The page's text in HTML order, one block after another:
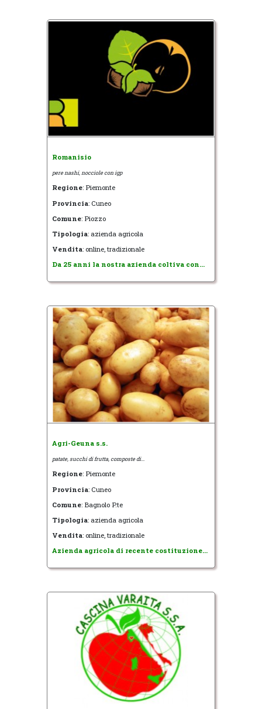
Romanisio
pere nashi, nocciole con igp
Regione: Piemonte
Provincia: Cuneo
Comune: Piozzo
Tipologia: azienda agricola
Vendita: online, tradizionale
Da 25 anni la nostra azienda coltiva con...
Agri-Geuna s.s.
patate, succhi di frutta, composte di...
Regione: Piemonte
Provincia: Cuneo
Comune: Bagnolo P.te
Tipologia: azienda agricola
Vendita: online, tradizionale
Azienda agricola di recente costituzione...